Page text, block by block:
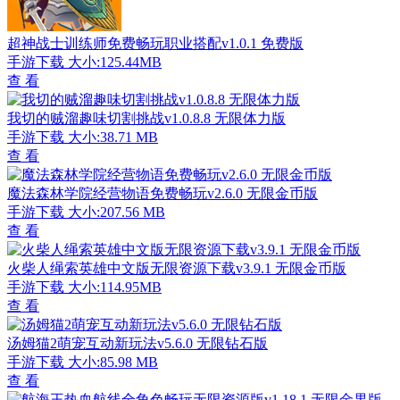
超神战士训练师免费畅玩职业搭配v1.0.1 免费版
手游下载 大小:125.44MB
查 看
我切的贼溜趣味切割挑战v1.0.8.8 无限体力版
手游下载 大小:38.71 MB
查 看
魔法森林学院经营物语免费畅玩v2.6.0 无限金币版
手游下载 大小:207.56 MB
查 看
火柴人绳索英雄中文版无限资源下载v3.9.1 无限金币版
手游下载 大小:114.95MB
查 看
汤姆猫2萌宠互动新玩法v5.6.0 无限钻石版
手游下载 大小:85.98 MB
查 看